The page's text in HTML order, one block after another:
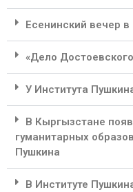
Есенинский вечер
«Дело
У Института
В Кыргызстане
гуманитарных
Пушкина
В Институте